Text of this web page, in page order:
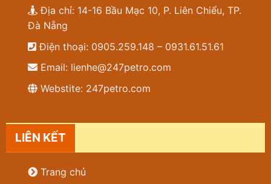
Địa chỉ: 14-16 Bầu Mạc 10, P. Liên Chiểu, TP.
Đà Nẵng
Điện thoại: 0905.259.148 – 0931.61.51.61
Email: lienhe@247petro.com
Webstite: 247petro.com
LIÊN KẾT
Trang chủ